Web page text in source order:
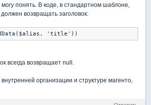
могу понять. В коде, в стандартном шаблоне,
возвращать заголовок:
всегда возвращает null.
организации и структуре магенто,